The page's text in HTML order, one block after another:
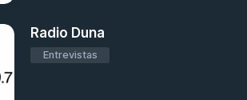
Radio Duna
Entrevistas